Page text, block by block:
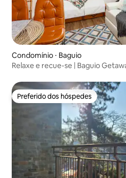
Condomínio ⋅ Baguio
Relaxe e recue-se | Baguio
Preferido dos hóspedes
Preferido dos hóspedes